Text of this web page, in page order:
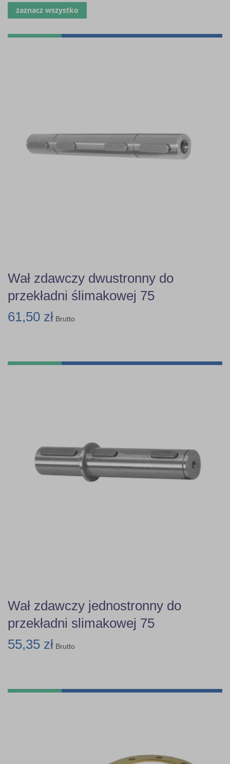
zaznacz wszystko
Wał zdawczy dwustronny do
przekładni ślimakowej 75
61,50 zł Brutto
Wał zdawczy jednostronny do
przekładni slimakowej 75
55,35 zł Brutto